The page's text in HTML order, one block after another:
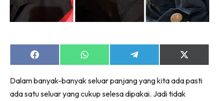
Share
on
Share
on
Share
on
Share
on
(Twitter)
Dalam banyak-banyak seluar panjang yang kita ada pasti
ada satu seluar yang cukup selesa dipakai. Jadi tidak